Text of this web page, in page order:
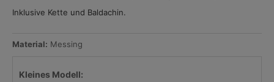
Inklusive Kette und Baldachin.
Material: Messing
Kleines Modell: